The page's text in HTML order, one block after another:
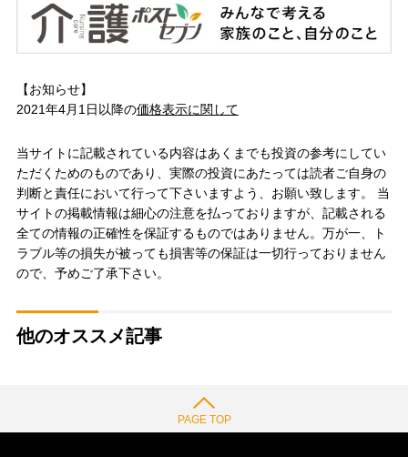
【お知らせ】
2021年4月1日以降の価格表示に関して
当サイトに記載されている内容はあくまでも投資の参考にしてい
ただくためのものであり、実際の投資にあたっては読者ご自身の
判断と責任において行って下さいますよう、お願い致します。 当
サイトの掲載情報は細心の注意を払っておりますが、記載される
全ての情報の正確性を保証するものではありません。万が一、ト
ラブル等の損失が被っても損害等の保証は一切行っておりません
ので、予めご了承下さい。
他のオススメ記事
PAGE TOP